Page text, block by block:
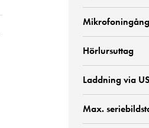
Mikrofoningång
Hörlursuttag
Laddning via
Max.